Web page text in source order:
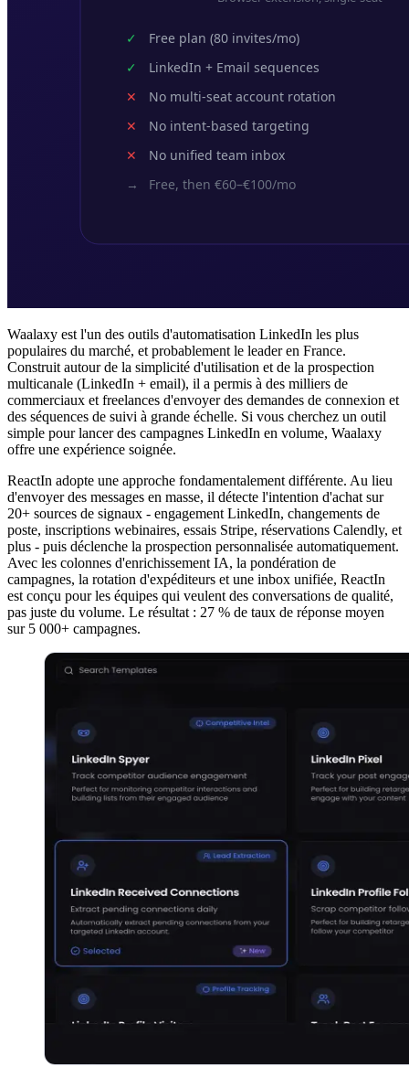
Waalaxy est l'un des outils d'automatisation LinkedIn les plus
populaires du marché, et probablement le leader en France.
Construit autour de la simplicité d'utilisation et de la prospection
multicanale (LinkedIn + email), il a permis à des milliers de
commerciaux et freelances d'envoyer des demandes de connexion et
des séquences de suivi à grande échelle. Si vous cherchez un outil
simple pour lancer des campagnes LinkedIn en volume, Waalaxy
offre une expérience soignée.
ReactIn adopte une approche fondamentalement différente. Au lieu
d'envoyer des messages en masse, il détecte l'intention d'achat sur
20+ sources de signaux - engagement LinkedIn, changements de
poste, inscriptions webinaires, essais Stripe, réservations Calendly, et
plus - puis déclenche la prospection personnalisée automatiquement.
Avec les colonnes d'enrichissement IA, la pondération de
campagnes, la rotation d'expéditeurs et une inbox unifiée, ReactIn
est conçu pour les équipes qui veulent des conversations de qualité,
pas juste du volume. Le résultat : 27 % de taux de réponse moyen
sur 5 000+ campagnes.